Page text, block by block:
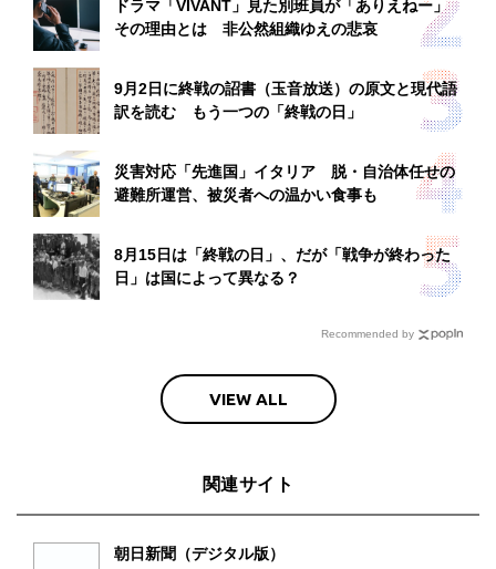
ドラマ「VIVANT」見た別班員が「ありえねー」
その理由とは 非公然組織ゆえの悲哀
9月2日に終戦の詔書（玉音放送）の原文と現代語
訳を読む もう一つの「終戦の日」
災害対応「先進国」イタリア 脱・自治体任せの
避難所運営、被災者への温かい食事も
8月15日は「終戦の日」、だが「戦争が終わった
日」は国によって異なる？
Recommended by
VIEW ALL
関連サイト
朝日新聞（デジタル版）